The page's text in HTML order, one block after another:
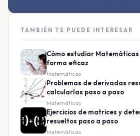
TAMBIÉN TE PUEDE INTERESAR
Cómo estudiar
forma eficaz
Matemáticas
Problemas de derivadas
calcularlas paso a paso
Matemáticas
Ejercicios de matrices y
resueltos paso a paso
Matemáticas